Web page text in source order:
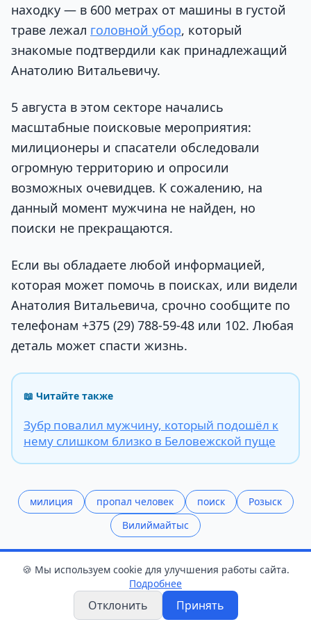
находку — в 600 метрах от машины в густой
траве лежал головной убор, который
знакомые подтвердили как принадлежащий
Анатолию Витальевичу.
5 августа в этом секторе начались
масштабные поисковые мероприятия:
милиционеры и спасатели обследовали
огромную территорию и опросили
возможных очевидцев. К сожалению, на
данный момент мужчина не найден, но
поиски не прекращаются.
Если вы обладаете любой информацией,
которая может помочь в поисках, или видели
Анатолия Витальевича, срочно сообщите по
телефонам +375 (29) 788-59-48 или 102. Любая
деталь может спасти жизнь.
📖 Читайте также
Зубр повалил мужчину, который подошёл к
нему слишком близко в Беловежской пуще
милиция пропал человек поиск
Розыск
Вилиймайтыс
Поделиться статьёй
Поделиться
🍪 Мы используем cookie для улучшения работы сайта.
Подробнее
Отклонить Принять